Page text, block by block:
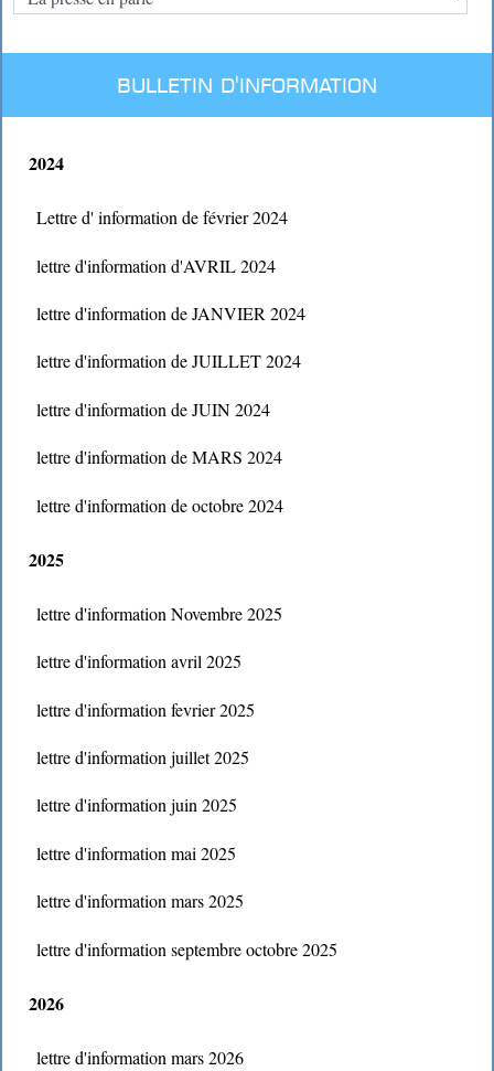
BULLETIN D'INFORMATION
2024
Lettre d' information de février 2024
lettre d'information d'AVRIL 2024
lettre d'information de JANVIER 2024
lettre d'information de JUILLET 2024
lettre d'information de JUIN 2024
lettre d'information de MARS 2024
lettre d'information de octobre 2024
2025
lettre d'information Novembre 2025
lettre d'information avril 2025
lettre d'information fevrier 2025
lettre d'information juillet 2025
lettre d'information juin 2025
lettre d'information mai 2025
lettre d'information mars 2025
lettre d'information septembre octobre 2025
2026
lettre d'information mars 2026